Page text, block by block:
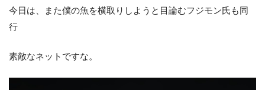
今日は、また僕の魚を横取りしようと目論むフジモン氏も同
行
素敵なネットですな。